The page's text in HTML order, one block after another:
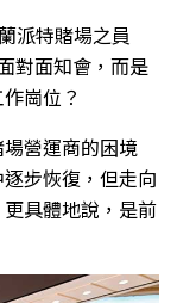
派特賭場之員
對面知會，而是
崗位？
營運商的困境
步恢復，但走向
具體地說，是前